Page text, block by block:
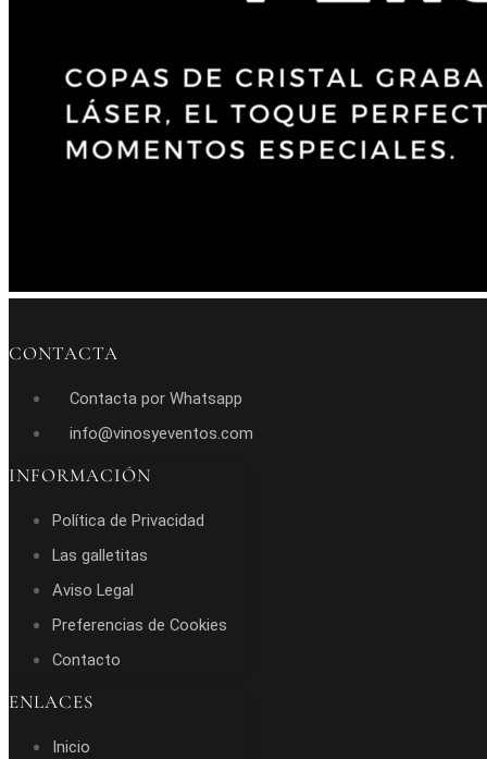
CONTACTA
Contacta por Whatsapp
info@vinosyeventos.com
INFORMACIÓN
Política de Privacidad
Las galletitas
Aviso Legal
Preferencias de Cookies
Contacto
ENLACES
Inicio